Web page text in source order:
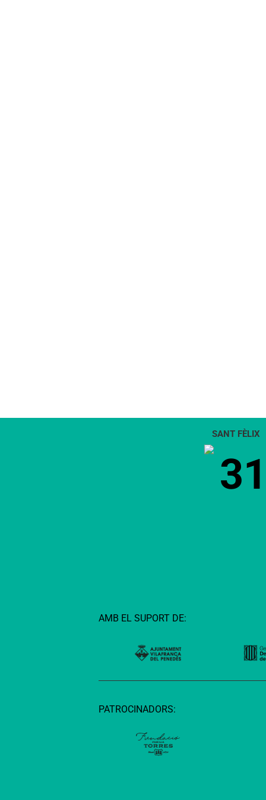
SANT FÈLIX
31
AMB EL SUPORT DE:
PATROCINADORS: